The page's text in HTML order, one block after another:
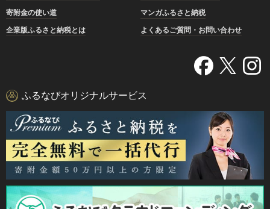
寄附金の使い道
マンガふるさと納税
企業版ふるさと納税とは
よくあるご質問・お問い合わせ
ふるなびオリジナルサービス